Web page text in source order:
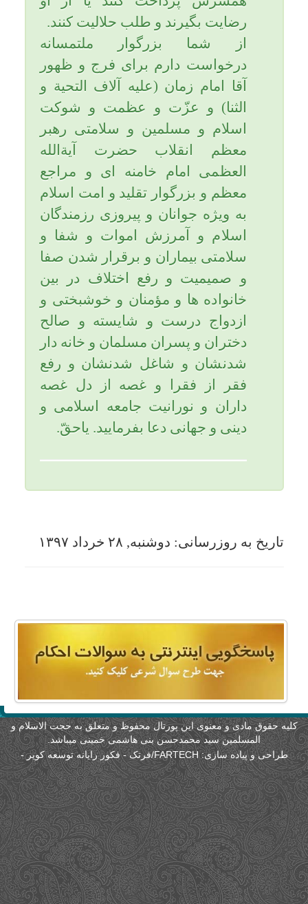
حقوق مادی و معنوی این پورتال محفوظ و متعلق به حجت الاسلام و
المسلمین سید محمدحسن بنی هاشمی خمینی میباشد.
طراحی و پیاده سازی:FARTECH/فرتک - فکور رایانه توسعه کویر -